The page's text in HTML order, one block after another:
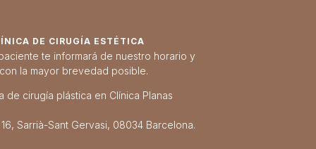
DE CIRUGÍA ESTÉTICA
te informará de nuestro horario y
la mayor brevedad posible.
de cirugía plástica en Clínica Planas
Sarrià-Sant Gervasi, 08034 Barcelona.